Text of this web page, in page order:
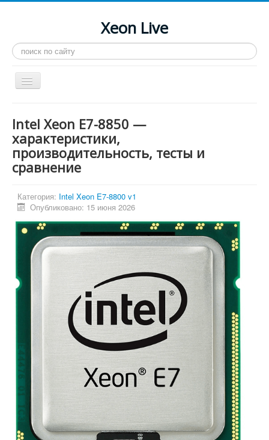
Xeon Live
Искать...
Toggle
Navigation
LGA 2011-3
LGA 2011
Процессоры
Инструкции
Рейтинги
Конференция
Системные программы
Intel Xeon E7-8850 —
характеристики,
производительность, тесты и
сравнение
Категория: Intel Xeon E7-8800 v1
Опубликовано: 15 июня 2026